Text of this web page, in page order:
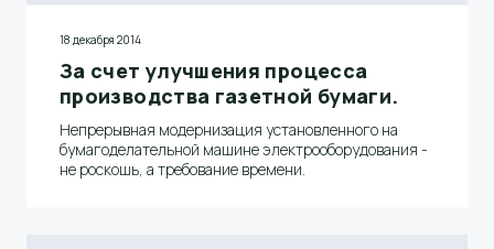
18 декабря 2014
За счет улучшения процесса
производства газетной бумаги.
Непрерывная модернизация установленного на
бумагоделательной машине электрооборудования -
не роскошь, а требование времени.